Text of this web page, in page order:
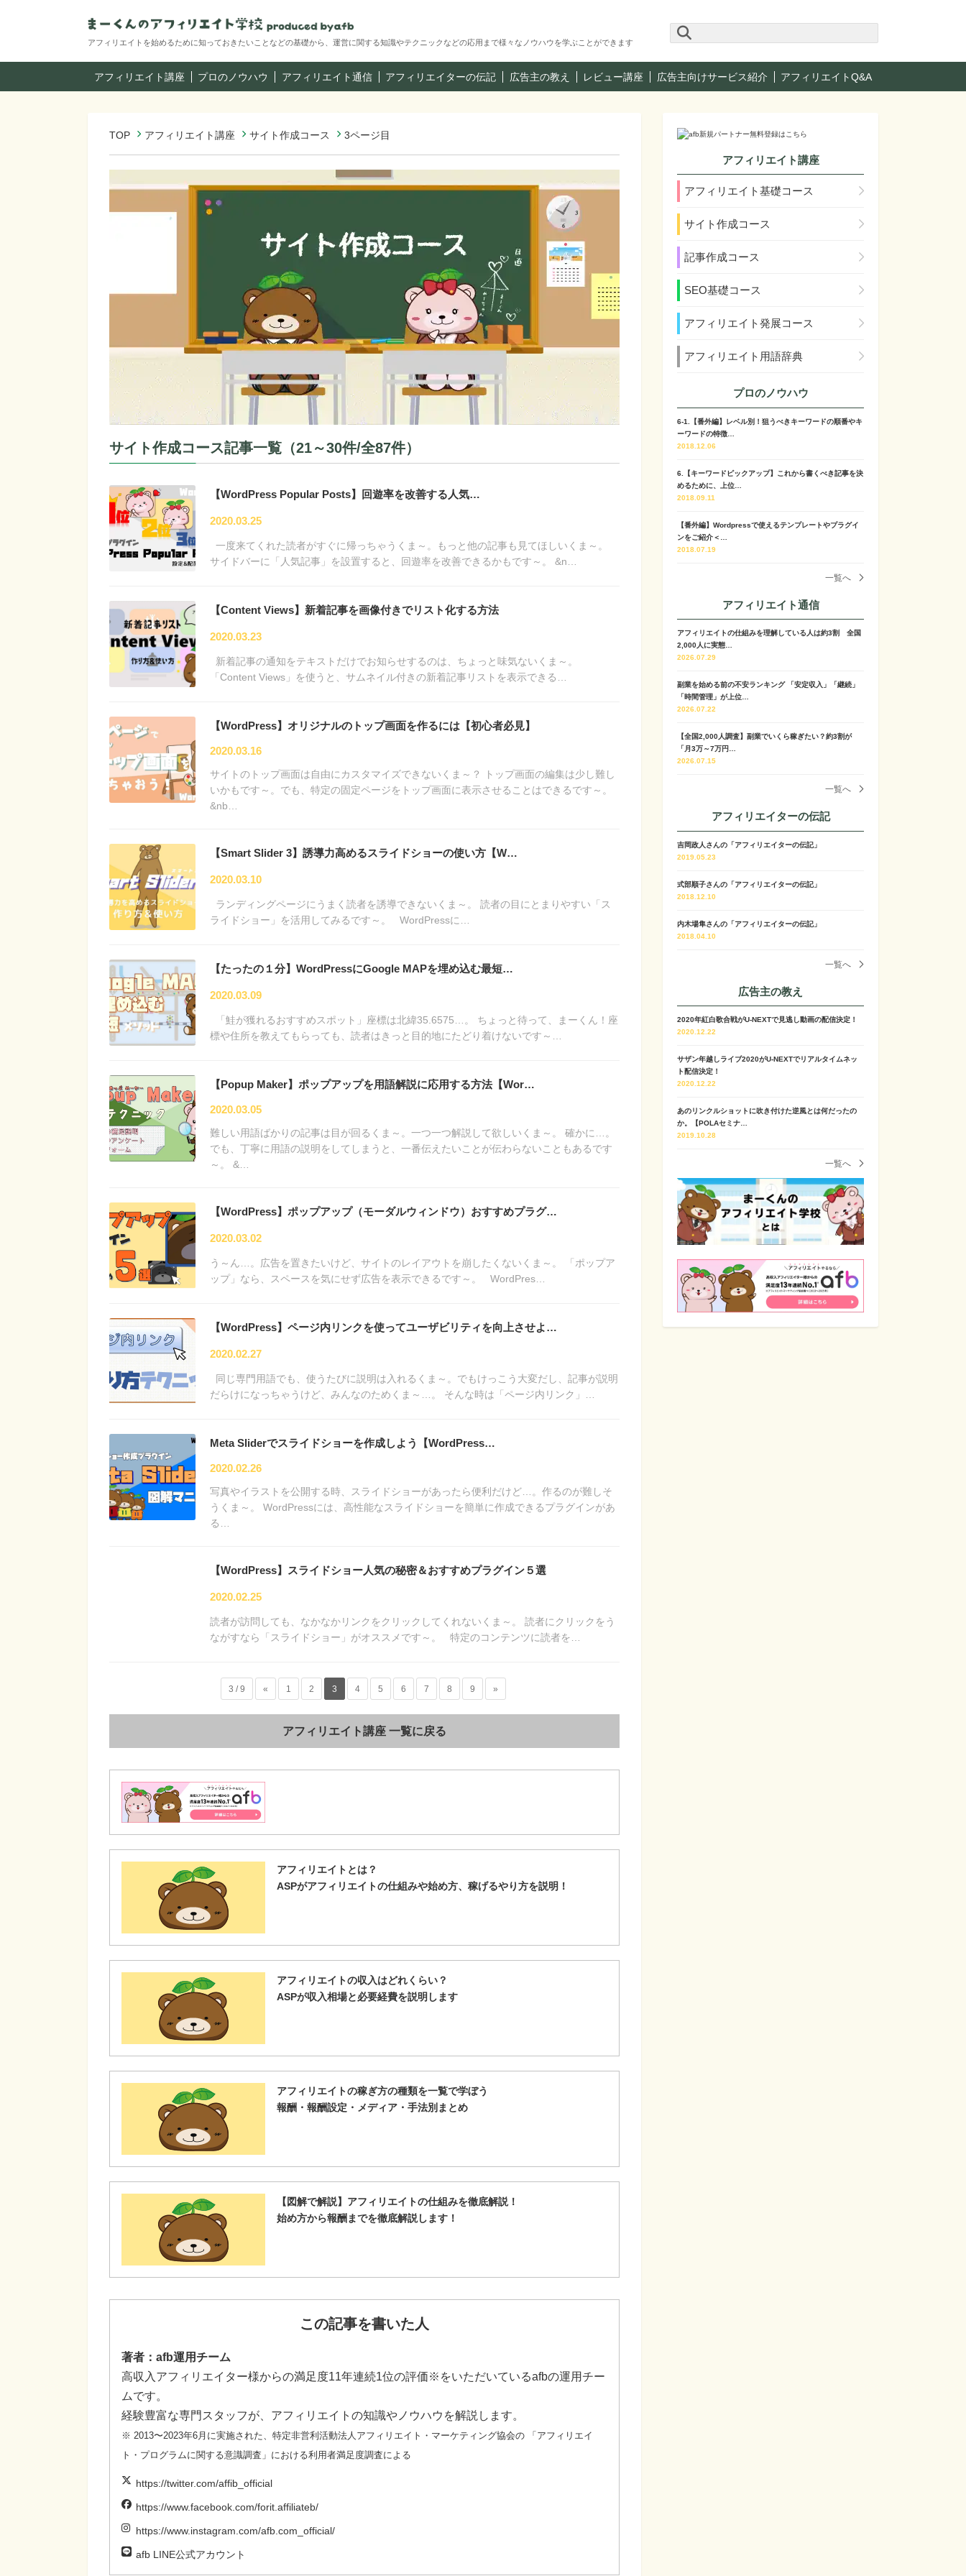
アフィリエイトを始めるために知っておきたいことなどの基礎から、運営に関する知識やテクニックなどの応用まで様々なノウハウを学ぶことができます
アフィリエイト講座 プロのノウハウ アフィリエイト通信 アフィリエイターの伝記 広告主の教え レビュー講座 広告主向けサービス紹介 アフィリエイトQ&A
TOP アフィリエイト講座 サイト作成コース 3ページ目
サイト作成コース記事一覧（21～30件/全87件）
【WordPress Popular Posts】回遊率を改善する人気…
2020.03.25
一度来てくれた読者がすぐに帰っちゃうくま～。もっと他の記事も見てほしいくま～。
サイドバーに「人気記事」を設置すると、回遊率を改善できるかもです～。 &n…
【Content Views】新着記事を画像付きでリスト化する方法
2020.03.23
新着記事の通知をテキストだけでお知らせするのは、ちょっと味気ないくま～。
「Content Views」を使うと、サムネイル付きの新着記事リストを表示できる…
【WordPress】オリジナルのトップ画面を作るには【初心者必見】
2020.03.16
サイトのトップ画面は自由にカスタマイズできないくま～？ トップ画面の編集は少し難し
いかもです～。でも、特定の固定ページをトップ画面に表示させることはできるです～。
&nb…
【Smart Slider 3】誘導力高めるスライドショーの使い方【W…
2020.03.10
ランディングページにうまく読者を誘導できないくま～。 読者の目にとまりやすい「ス
ライドショー」を活用してみるです～。 WordPressに…
【たったの１分】WordPressにGoogle MAPを埋め込む最短…
2020.03.09
「鮭が獲れるおすすめスポット」座標は北緯35.6575…。 ちょっと待って、まーくん！座
標や住所を教えてもらっても、読者はきっと目的地にたどり着けないです～…
【Popup Maker】ポップアップを用語解説に応用する方法【Wor…
2020.03.05
難しい用語ばかりの記事は目が回るくま～。一つ一つ解説して欲しいくま～。 確かに…。
でも、丁寧に用語の説明をしてしまうと、一番伝えたいことが伝わらないこともあるです
～。 &…
【WordPress】ポップアップ（モーダルウィンドウ）おすすめプラグ…
2020.03.02
う～ん…。広告を置きたいけど、サイトのレイアウトを崩したくないくま～。 「ポップア
ップ」なら、スペースを気にせず広告を表示できるです～。 WordPres…
【WordPress】ページ内リンクを使ってユーザビリティを向上させよ…
2020.02.27
同じ専門用語でも、使うたびに説明は入れるくま～。でもけっこう大変だし、記事が説明
だらけになっちゃうけど、みんなのためくま～…。 そんな時は「ページ内リンク」…
Meta Sliderでスライドショーを作成しよう【WordPress…
2020.02.26
写真やイラストを公開する時、スライドショーがあったら便利だけど…。作るのが難しそ
うくま～。 WordPressには、高性能なスライドショーを簡単に作成できるプラグインがあ
る…
【WordPress】スライドショー人気の秘密＆おすすめプラグイン５選
2020.02.25
読者が訪問しても、なかなかリンクをクリックしてくれないくま～。 読者にクリックをう
ながすなら「スライドショー」がオススメです～。 特定のコンテンツに読者を…
3 / 9 « 1 2 3 4 5 6 7 8 9 »
アフィリエイト講座 一覧に戻る
アフィリエイトとは？
ASPがアフィリエイトの仕組みや始め方、稼げるやり方を説明！
アフィリエイトの収入はどれくらい？
ASPが収入相場と必要経費を説明します
アフィリエイトの稼ぎ方の種類を一覧で学ぼう
報酬・報酬設定・メディア・手法別まとめ
【図解で解説】アフィリエイトの仕組みを徹底解説！
始め方から報酬までを徹底解説します！
この記事を書いた人
著者：afb運用チーム
高収入アフィリエイター様からの満足度11年連続1位の評価※をいただいているafbの運用チー
ムです。
経験豊富な専門スタッフが、アフィリエイトの知識やノウハウを解説します。
※ 2013〜2023年6月に実施された、特定非営利活動法人アフィリエイト・マーケティング協会の 「アフィリエイ
ト・プログラムに関する意識調査」における利用者満足度調査による
https://twitter.com/affib_official
https://www.facebook.com/forit.affiliateb/
https://www.instagram.com/afb.com_official/
afb LINE公式アカウント
アフィリエイト講座
アフィリエイト基礎コース
サイト作成コース
記事作成コース
SEO基礎コース
アフィリエイト発展コース
アフィリエイト用語辞典
プロのノウハウ
6-1.【番外編】レベル別！狙うべきキーワードの順番やキ
ーワードの特徴…
2018.12.06
6.【キーワードピックアップ】これから書くべき記事を決
めるために、上位…
2018.09.11
【番外編】Wordpressで使えるテンプレートやプラグイ
ンをご紹介＜…
2018.07.19
一覧へ
アフィリエイト通信
アフィリエイトの仕組みを理解している人は約3割 全国
2,000人に実態…
2026.07.29
副業を始める前の不安ランキング 「安定収入」「継続」
「時間管理」が上位…
2026.07.22
【全国2,000人調査】副業でいくら稼ぎたい？約3割が
「月3万～7万円…
2026.07.15
一覧へ
アフィリエイターの伝記
吉岡政人さんの「アフィリエイターの伝記」
2019.05.23
式部順子さんの「アフィリエイターの伝記」
2018.12.10
内木場隼さんの「アフィリエイターの伝記」
2018.04.10
一覧へ
広告主の教え
2020年紅白歌合戦がU-NEXTで見逃し動画の配信決定！
2020.12.22
サザン年越しライブ2020がU-NEXTでリアルタイムネッ
ト配信決定！
2020.12.22
あのリンクルショットに吹き付けた逆風とは何だったの
か。【POLAセミナ…
2019.10.28
一覧へ